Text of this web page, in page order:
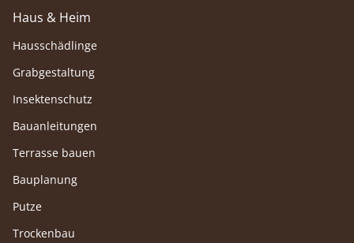
Haus & Heim
Hausschädlinge
Grabgestaltung
Insektenschutz
Bauanleitungen
Terrasse bauen
Bauplanung
Putze
Trockenbau